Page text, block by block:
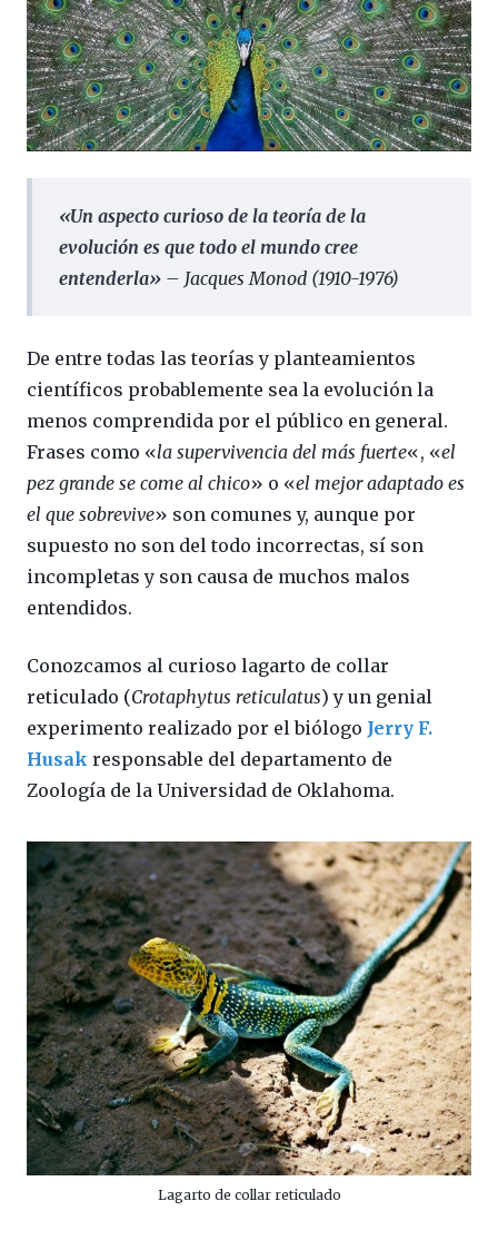
«Un aspecto curioso de la teoría de la
evolución es que todo el mundo cree
entenderla» – Jacques Monod (1910-1976)
De entre todas las teorías y planteamientos
científicos probablemente sea la evolución la
menos comprendida por el público en general.
Frases como «la supervivencia del más fuerte«, «el
pez grande se come al chico» o «el mejor adaptado es
el que sobrevive» son comunes y, aunque por
supuesto no son del todo incorrectas, sí son
incompletas y son causa de muchos malos
entendidos.
Conozcamos al curioso lagarto de collar
reticulado (Crotaphytus reticulatus) y un genial
experimento realizado por el biólogo Jerry F.
Husak responsable del departamento de
Zoología de la Universidad de Oklahoma.
Lagarto de collar reticulado